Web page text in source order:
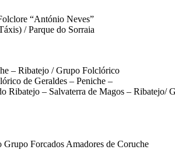
“António Neves”
/ Parque do Sorraia
– Ribatejo / Grupo Folclórico
de Geraldes – Peniche –
– Salvaterra de Magos – Ribatejo/
Forcados Amadores de Coruche